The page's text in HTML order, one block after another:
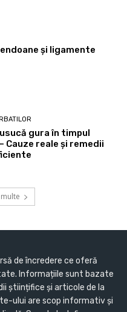
şi ligamente
gura în timpul
Cauze reale și remedii
de încredere ce oferă
Informațiile sunt bazate
științifice și articole de la
ului are scop informativ și